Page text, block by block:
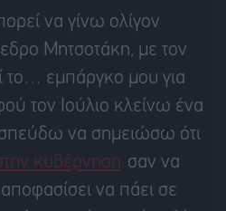
να γίνω ολίγον
Μητσοτάκη, με τον
το… εμπάργκο μου για
τον Ιούλιο κλείνω ένα
να σημειώσω ότι
κυβέρνηση σαν να
να πάει σε